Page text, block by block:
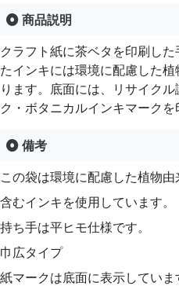
商品説明
クラフト紙に茶ベタを印刷し
たインキには環境に配慮した
ります。底面には、リサイク
ク・ボタニカルインキマークを
備考
この袋は環境に配慮した植物由
含むインキを使用しています。
持ち手は平ヒモ仕様です。
巾広タイプ
紙マークは底面に表示していま